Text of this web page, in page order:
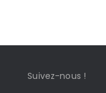
Suivez-nous !